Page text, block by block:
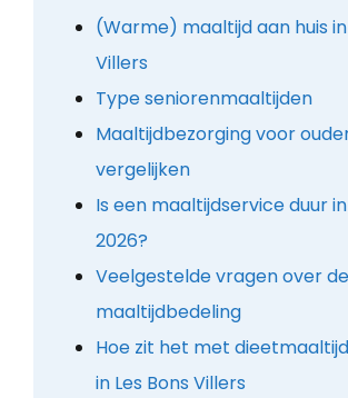
(Warme) maaltijd aan huis in
Villers
Type seniorenmaaltijden
Maaltijdbezorging voor
vergelijken
Is een maaltijdservice duur
2026?
Veelgestelde vragen over de
maaltijdbedeling
Hoe zit het met
in Les Bons Villers